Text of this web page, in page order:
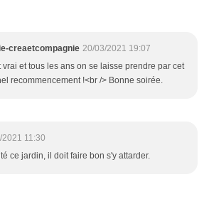
creaetcompagnie 20/03/2021 19:07
vrai et tous les ans on se laisse prendre par cet
recommencement !<br /> Bonne soirée.
11:30
ce jardin, il doit faire bon s'y attarder.